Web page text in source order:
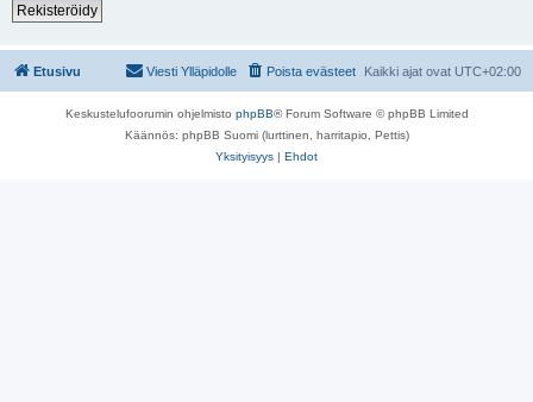
Rekisteröidy
Etusivu Kaikki ajat ovat UTC+02:00
Poista evästeet
Viesti Ylläpidolle
Keskustelufoorumin ohjelmisto phpBB® Forum Software © phpBB Limited
Käännös: phpBB Suomi (lurttinen, harritapio, Pettis)
Yksityisyys | Ehdot